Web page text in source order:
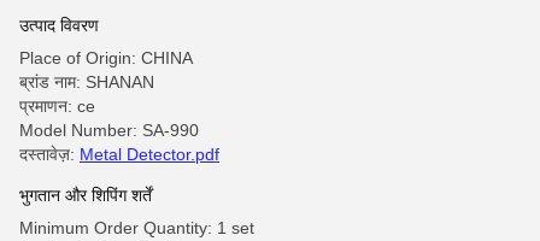
उत्पाद विवरण
Place of Origin: CHINA
ब्रांड नाम: SHANAN
प्रमाणन: ce
Model Number: SA-990
दस्तावेज़: Metal Detector.pdf
भुगतान और शिपिंग शर्तें
Minimum Order Quantity: 1 set